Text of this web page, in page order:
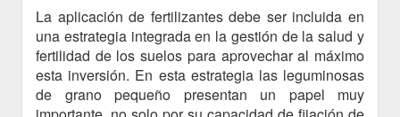
La aplicación de fertilizantes debe ser incluida en
una estrategia integrada en la gestión de la salud y
fertilidad de los suelos para aprovechar al máximo
esta inversión. En esta estrategia las leguminosas
de grano pequeño presentan un papel muy